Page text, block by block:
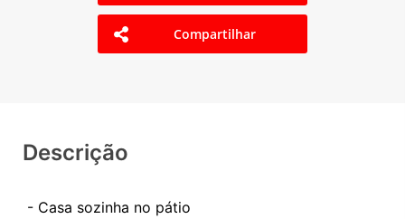
Compartilhar
Descrição
- Casa sozinha no pátio